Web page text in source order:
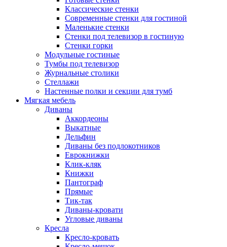
Классические стенки
Современные стенки для гостиной
Маленькие стенки
Стенки под телевизор в гостиную
Стенки горки
Модульные гостиные
Тумбы под телевизор
Журнальные столики
Стеллажи
Настенные полки и секции для тумб
Мягкая мебель
Диваны
Аккордеоны
Выкатные
Дельфин
Диваны без подлокотников
Еврокнижки
Клик-кляк
Книжки
Пантограф
Прямые
Тик-так
Диваны-кровати
Угловые диваны
Кресла
Кресло-кровать